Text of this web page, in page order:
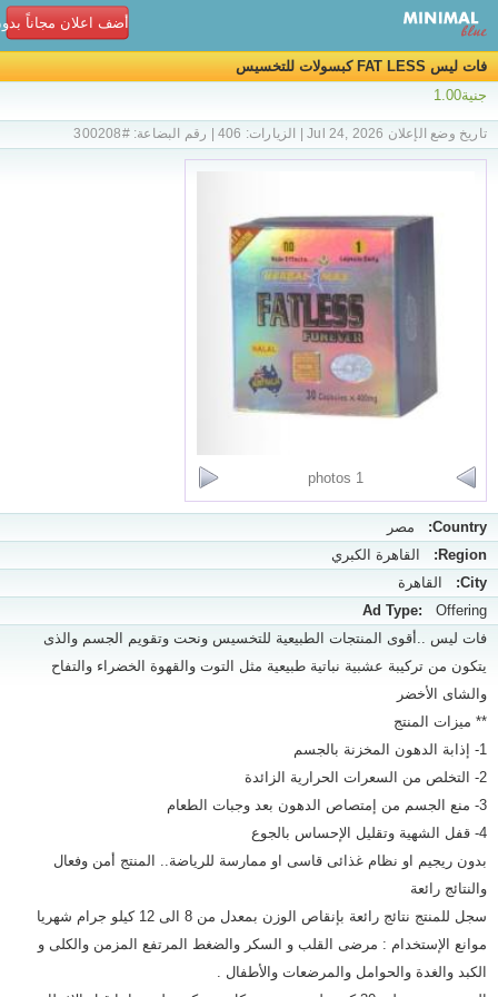
أضف اعلان مجاناً
فات ليس FAT LESS كبسولات للتخسيس
جنية1.00
تاريخ وضع الإعلان Jul 24, 2026 | الزيارات: 406 | رقم البضاعة: #300208
1 photos
Country:
مصر
Region:
القاهرة الكبري
City:
القاهرة
Ad Type: Offering
فات ليس ..أقوى المنتجات الطبيعية للتخسيس ونحت وتقويم الجسم والذى
يتكون من تركيبة عشبية نباتية طبيعية مثل التوت والقهوة الخضراء والتفاح
والشاى الأخضر
** ميزات المنتج
1- إذابة الدهون المخزنة بالجسم
2- التخلص من السعرات الحرارية الزائدة
3- منع الجسم من إمتصاص الدهون بعد وجبات الطعام
4- قفل الشهية وتقليل الإحساس بالجوع
بدون ريجيم او نظام غذائى قاسى او ممارسة للرياضة.. المنتج أمن وفعال
والنتائج رائعة
سجل للمنتج نتائج رائعة بإنقاص الوزن بمعدل من 8 الى 12 كيلو جرام شهريا
موانع الإستخدام : مرضى القلب و السكر والضغط المرتفع المزمن والكلى و
الكبد والغدة والحوامل والمرضعات والأطفال .